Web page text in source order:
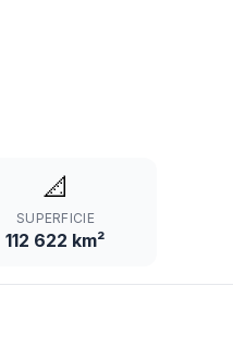
📐
SUPERFICIE
112 622 km²